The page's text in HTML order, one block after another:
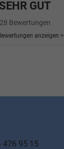
SEHR GUT
28 Bewertungen
anzeigen >
476 95 15